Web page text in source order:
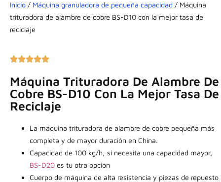
Inicio / Máquina granuladora de pequeña capacidad / Máquina
trituradora de alambre de cobre BS-D10 con la mejor tasa de
reciclaje
Máquina Trituradora De Alambre De
Cobre BS-D10 Con La Mejor Tasa De
Reciclaje
La máquina trituradora de alambre de cobre pequeña más
completa y de mayor duración en China.
Capacidad de 100 kg/h, si necesita una capacidad mayor,
BS-D20 es tu otra opcion
Cuerpo de máquina de alta resistencia y piezas de repuesto